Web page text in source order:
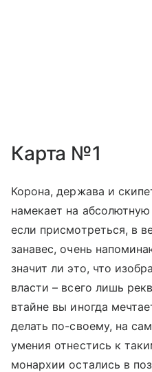
Карта №1
Корона, держава и
намекает на
если присмотреться, в
занавес, очень
значит ли это, что
власти – всего лишь
втайне вы иногда
делать по-своему, на
умения отнестись к
монархии остались в